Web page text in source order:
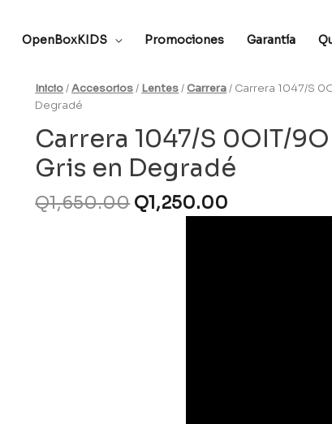
OpenBoxKIDS Promociones Garantía
Inicio/Accesorios/ Lentes/Carrera/ Carrera 1047/S
Degradé
Carrera 1047/S 0OIT/
Gris en Degradé
Q1,650.00 Q1,250.00